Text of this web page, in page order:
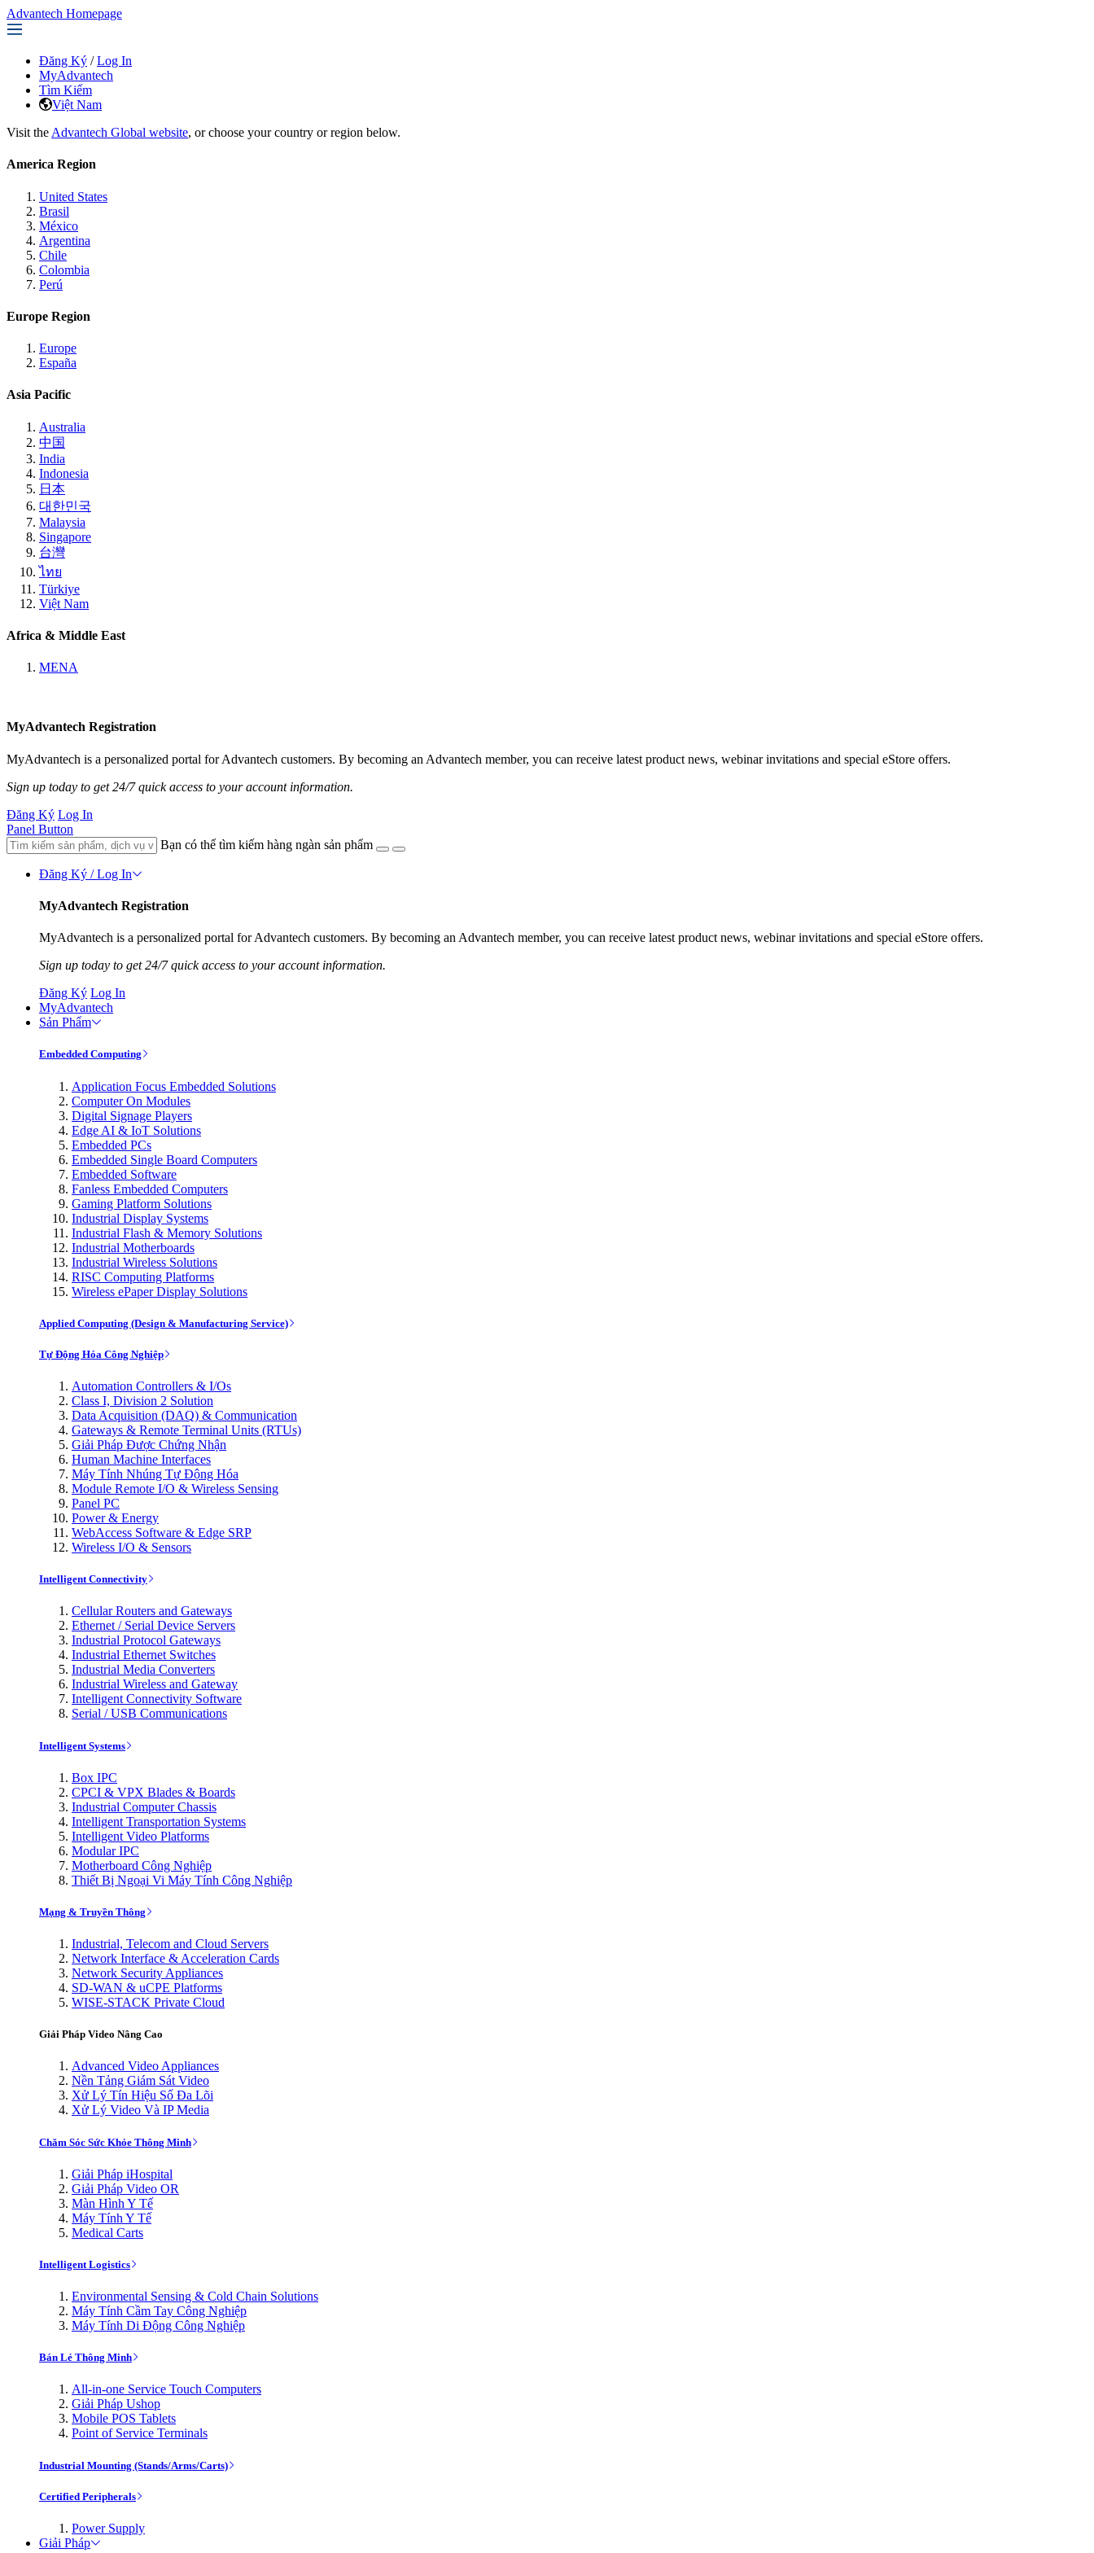
Advantech Homepage
Đăng Ký / Log In
MyAdvantech
Tìm Kiếm
Việt Nam
Visit the Advantech Global website, or choose your country or region below.
America Region
United States
Brasil
México
Argentina
Chile
Colombia
Perú
Europe Region
Europe
España
Asia Pacific
Australia
中国
India
Indonesia
日本
대한민국
Malaysia
Singapore
台灣
ไทย
Türkiye
Việt Nam
Africa & Middle East
MENA
MyAdvantech Registration
MyAdvantech is a personalized portal for Advantech customers. By becoming an Advantech member, you can receive latest product news, webinar invitations and special eStore offers.
Sign up today to get 24/7 quick access to your account information.
Đăng Ký Log In
Panel Button
Bạn có thể tìm kiếm hàng ngàn sản phẩm
Đăng Ký / Log In
MyAdvantech Registration
MyAdvantech is a personalized portal for Advantech customers. By becoming an Advantech member, you can receive latest product news, webinar invitations and special eStore offers.
Sign up today to get 24/7 quick access to your account information.
Đăng Ký Log In
MyAdvantech
Sản Phẩm
Embedded Computing
Application Focus Embedded Solutions
Computer On Modules
Digital Signage Players
Edge AI & IoT Solutions
Embedded PCs
Embedded Single Board Computers
Embedded Software
Fanless Embedded Computers
Gaming Platform Solutions
Industrial Display Systems
Industrial Flash & Memory Solutions
Industrial Motherboards
Industrial Wireless Solutions
RISC Computing Platforms
Wireless ePaper Display Solutions
Applied Computing (Design & Manufacturing Service)
Tự Động Hóa Công Nghiệp
Automation Controllers & I/Os
Class I, Division 2 Solution
Data Acquisition (DAQ) & Communication
Gateways & Remote Terminal Units (RTUs)
Giải Pháp Được Chứng Nhận
Human Machine Interfaces
Máy Tính Nhúng Tự Động Hóa
Module Remote I/O & Wireless Sensing
Panel PC
Power & Energy
WebAccess Software & Edge SRP
Wireless I/O & Sensors
Intelligent Connectivity
Cellular Routers and Gateways
Ethernet / Serial Device Servers
Industrial Protocol Gateways
Industrial Ethernet Switches
Industrial Media Converters
Industrial Wireless and Gateway
Intelligent Connectivity Software
Serial / USB Communications
Intelligent Systems
Box IPC
CPCI & VPX Blades & Boards
Industrial Computer Chassis
Intelligent Transportation Systems
Intelligent Video Platforms
Modular IPC
Motherboard Công Nghiệp
Thiết Bị Ngoại Vi Máy Tính Công Nghiệp
Mạng & Truyền Thông
Industrial, Telecom and Cloud Servers
Network Interface & Acceleration Cards
Network Security Appliances
SD-WAN & uCPE Platforms
WISE-STACK Private Cloud
Giải Pháp Video Nâng Cao
Advanced Video Appliances
Nền Tảng Giám Sát Video
Xử Lý Tín Hiệu Số Đa Lõi
Xử Lý Video Và IP Media
Chăm Sóc Sức Khỏe Thông Minh
Giải Pháp iHospital
Giải Pháp Video OR
Màn Hình Y Tế
Máy Tính Y Tế
Medical Carts
Intelligent Logistics
Environmental Sensing & Cold Chain Solutions
Máy Tính Cầm Tay Công Nghiệp
Máy Tính Di Động Công Nghiệp
Bán Lẻ Thông Minh
All-in-one Service Touch Computers
Giải Pháp Ushop
Mobile POS Tablets
Point of Service Terminals
Industrial Mounting (Stands/Arms/Carts)
Certified Peripherals
Power Supply
Giải Pháp